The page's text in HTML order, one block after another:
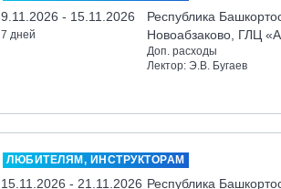
9.11.2026 - 15.11.2026
7 дней
Республика
Новоабзаково, ГЛЦ
Доп. расходы
Лектор: Э.В. Бугаев
ЛЮБИТЕЛЯМ, ИНСТРУКТОРАМ
15.11.2026 - 21.11.2026 Республика